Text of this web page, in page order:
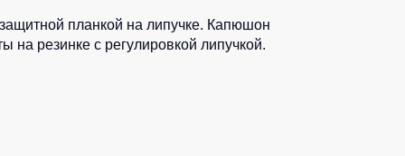
планкой на липучке. Капюшон
резинке с регулировкой липучкой.